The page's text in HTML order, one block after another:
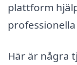
plattform
Här är några